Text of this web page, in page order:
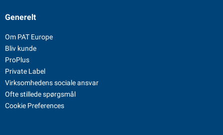
Generelt
Om PAT Europe
Bliv kunde
ProPlus
Private Label
Virksomhedens sociale ansvar
Ofte stillede spørgsmål
Cookie Preferences